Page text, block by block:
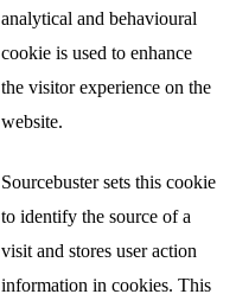
analytical and behavioural
cookie is used to enhance
the visitor experience on the
website.
Sourcebuster sets this cookie
to identify the source of a
visit and stores user action
information in cookies. This